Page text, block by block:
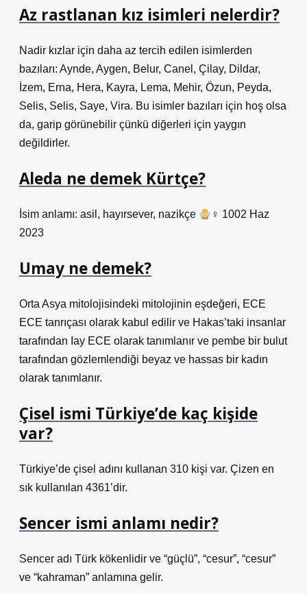
Az rastlanan kız isimleri nelerdir?
Nadir kızlar için daha az tercih edilen isimlerden
bazıları: Aynde, Aygen, Belur, Canel, Çilay, Dildar,
İzem, Erna, Hera, Kayra, Lema, Mehir, Özun, Peyda,
Selis, Selis, Saye, Vira. Bu isimler bazıları için hoş olsa
da, garip görünebilir çünkü diğerleri için yaygın
değildirler.
Aleda ne demek Kürtçe?
İsim anlamı: asil, hayırsever, nazikçe
‍♀ 1002 Haz
2023
Umay ne demek?
Orta Asya mitolojisindeki mitolojinin eşdeğeri, ECE
ECE tanrıçası olarak kabul edilir ve Hakas’taki insanlar
tarafından Iay ECE olarak tanımlanır ve pembe bir bulut
tarafından gözlemlendiği beyaz ve hassas bir kadın
olarak tanımlanır.
Çisel ismi Türkiye’de kaç kişide
var?
Türkiye’de çisel adını kullanan 310 kişi var. Çizen en
sık kullanılan 4361’dir.
Sencer ismi anlamı nedir?
Sencer adı Türk kökenlidir ve “güçlü”, “cesur”, “cesur”
ve “kahraman” anlamına gelir.